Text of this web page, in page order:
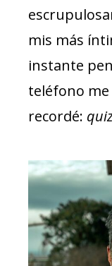
mis más
instante
teléfono me
recordé: